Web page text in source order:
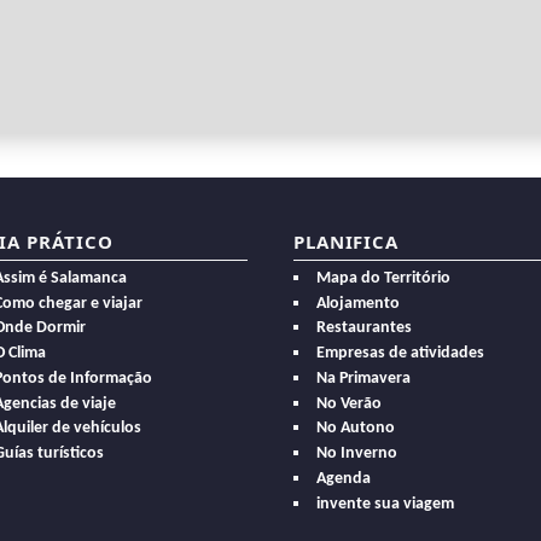
PRÁTICO
é Salamanca
chegar e viajar
Dormir
Clima
de Informação
de viaje
de vehículos
turísticos
PLANIFICA
Mapa do Território
Alojamento
Restaurantes
Empresas de atividades
Na Primavera
No Verão
No Autono
No Inverno
Agenda
invente sua viagem